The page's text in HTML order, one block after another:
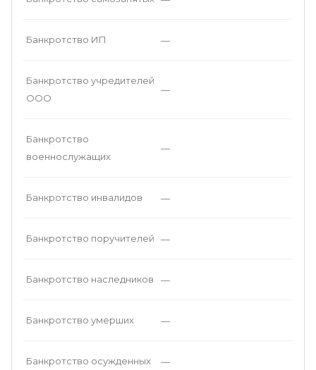
Банкротство ИП —
Банкротство учредителей
ООО
—
Банкротство
военнослужащих
—
Банкротство инвалидов —
Банкротство поручителей —
Банкротство наследников —
Банкротство умерших —
Банкротство осужденных —